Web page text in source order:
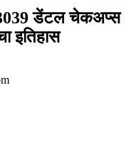
डेंटल चेकअप्स
इतिहास